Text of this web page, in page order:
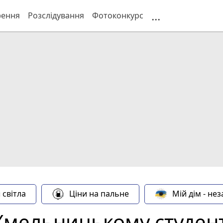
Розслідування Фотоконкурс ...
Ціни на пальне Мій дім -